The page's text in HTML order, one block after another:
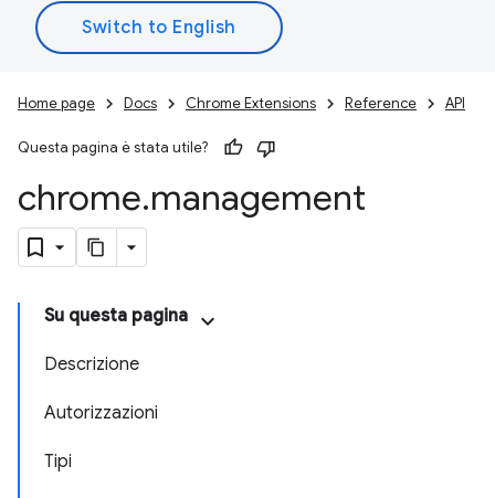
Home page Docs Chrome Extensions Reference API
Questa pagina è stata utile?
chrome.management
Su questa pagina
Descrizione
Autorizzazioni
Tipi